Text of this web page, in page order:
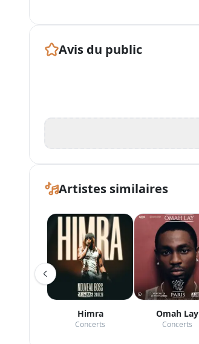
Avis du public
Artistes similaires
Himra
Concerts
Omah Lay
Concerts